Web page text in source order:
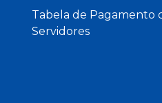
Tabela de Pagamento
Servidores